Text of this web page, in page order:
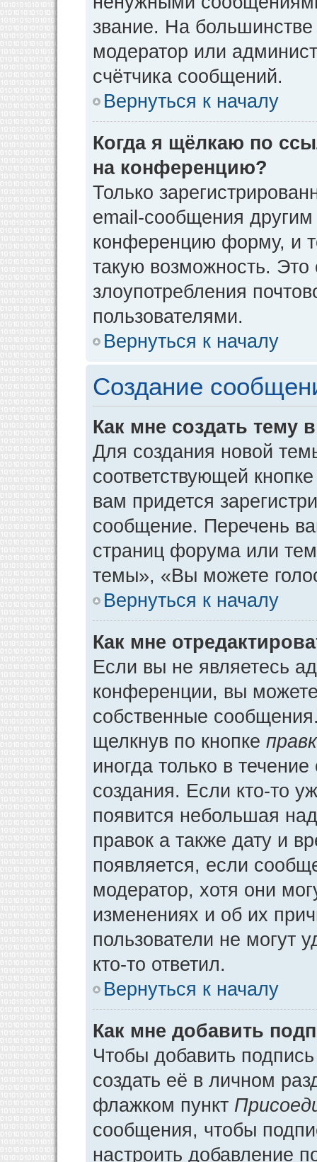
звание. На
модератор или
счётчика сообщений.
Вернуться к началу
Когда я щёлкаю по
на конференцию?
Только
email-сообщения
конференцию форму, и
такую возможность. Это
злоупотребления
пользователями.
Вернуться к началу
Создание
Как мне создать тему
Для создания новой
соответствующей
вам придется
сообщение. Перечень
страниц форума или
темы», «Вы можете
Вернуться к началу
Как мне
Если вы не являетесь
конференции, вы можете
собственные
щелкнув по кнопке
иногда только в
создания. Если кто-то
появится небольшая
правок а также дату и
появляется, если
модератор, хотя они
изменениях и об их
пользователи не могут
кто-то ответил.
Вернуться к началу
Как мне добавить
Чтобы добавить
создать её в личном
флажком пункт
сообщения, чтобы
настроить добавление